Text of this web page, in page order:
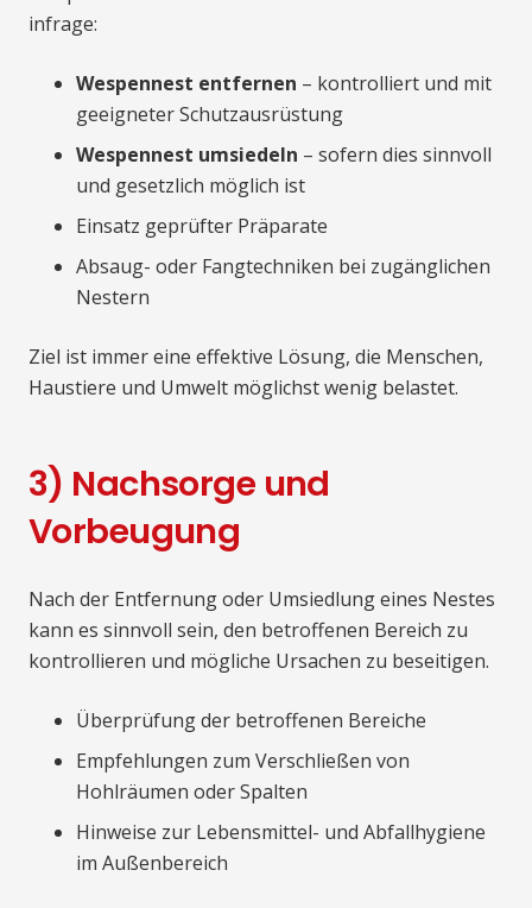
infrage:
Wespennest entfernen – kontrolliert und mit
geeigneter Schutzausrüstung
Wespennest umsiedeln – sofern dies sinnvoll
und gesetzlich möglich ist
Einsatz geprüfter Präparate
Absaug- oder Fangtechniken bei zugänglichen
Nestern
Ziel ist immer eine effektive Lösung, die Menschen,
Haustiere und Umwelt möglichst wenig belastet.
3) Nachsorge und
Vorbeugung
Nach der Entfernung oder Umsiedlung eines Nestes
kann es sinnvoll sein, den betroffenen Bereich zu
kontrollieren und mögliche Ursachen zu beseitigen.
Überprüfung der betroffenen Bereiche
Empfehlungen zum Verschließen von
Hohlräumen oder Spalten
Hinweise zur Lebensmittel- und Abfallhygiene
im Außenbereich